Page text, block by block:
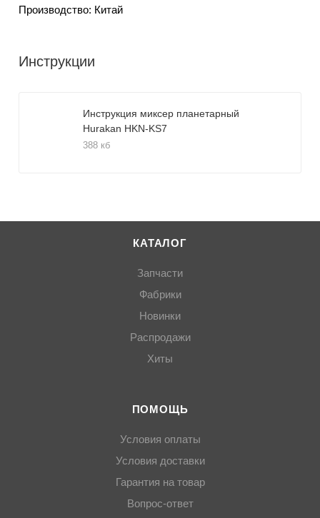
Производство: Китай
Инструкции
Инструкция миксер планетарный
Hurakan HKN-KS7
388 кб
КАТАЛОГ
Запчасти
Фабрики
Новинки
Распродажи
Хиты
ПОМОЩЬ
Условия оплаты
Условия доставки
Гарантия на товар
Вопрос-ответ